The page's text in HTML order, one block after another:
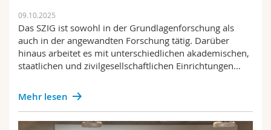
09.10.2025
Das SZIG ist sowohl in der Grundlagenforschung als
auch in der angewandten Forschung tätig. Darüber
hinaus arbeitet es mit unterschiedlichen akademischen,
staatlichen und zivilgesellschaftlichen Einrichtungen…
Mehr lesen